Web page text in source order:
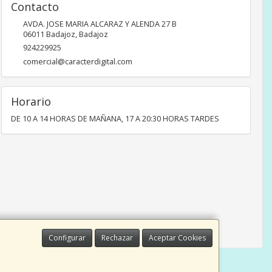
Configurar Rechazar Aceptar Cookies
Contacto
AVDA. JOSE MARIA ALCARAZ Y ALENDA 27 B
06011 Badajoz,Badajoz
924229925
comercial@caracterdigital.com
Horario
DE 10 A 14 HORAS DE MAÑANA, 17 A 20:30 HORAS TARDES